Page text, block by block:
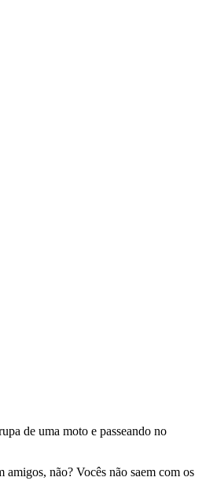
de uma moto e passeando no
amigos, não? Vocês não saem com os